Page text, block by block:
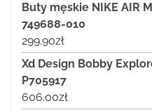
Buty męskie NIKE AIR
749688-010
299.90zł
Xd Design Bobby
P705917
606.00zł